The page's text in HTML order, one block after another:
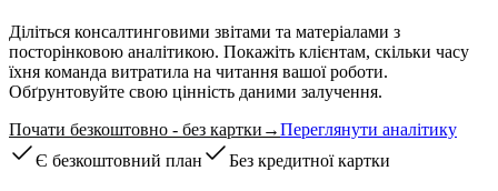
Діліться консалтинговими звітами та матеріалами з
посторінковою аналітикою. Покажіть клієнтам, скільки часу
їхня команда витратила на читання вашої роботи.
Обґрунтовуйте свою цінність даними залучення.
Почати безкоштовно - без картки →Переглянути аналітику
Є безкоштовний план
Без кредитної картки